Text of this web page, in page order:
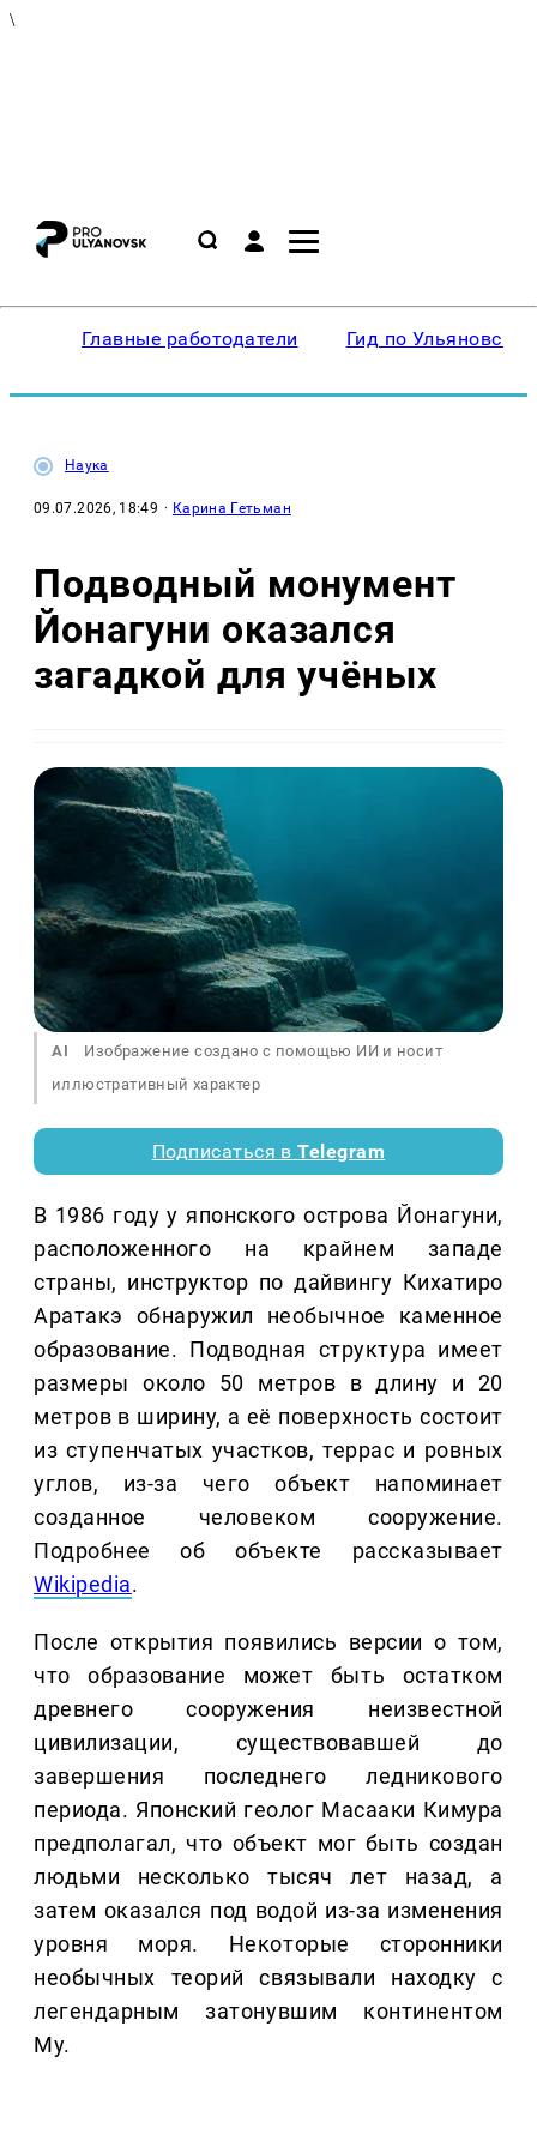
\
Главные работодатели Гид по Ульяновску
Наука
09.07.2026, 18:49 · Карина Гетьман
Подводный монумент
Йонагуни оказался
загадкой для учёных
AI
Изображение создано с помощью ИИ и носит
иллюстративный характер
Подписаться вTelegram
В 1986 году у японского острова Йонагуни,
расположенного на крайнем западе
страны, инструктор по дайвингу Кихатиро
Аратакэ обнаружил необычное каменное
образование. Подводная структура имеет
размеры около 50 метров в длину и 20
метров в ширину, а её поверхность состоит
из ступенчатых участков, террас и ровных
углов, из-за чего объект напоминает
созданное человеком сооружение.
Подробнее об объекте рассказывает
Wikipedia.
После открытия появились версии о том,
что образование может быть остатком
древнего сооружения неизвестной
цивилизации, существовавшей до
завершения последнего ледникового
периода. Японский геолог Масааки Кимура
предполагал, что объект мог быть создан
людьми несколько тысяч лет назад, а
затем оказался под водой из-за изменения
уровня моря. Некоторые сторонники
необычных теорий связывали находку с
легендарным затонувшим континентом
Му.